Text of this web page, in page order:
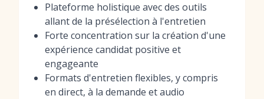
Plateforme holistique avec des outils
allant de la présélection à l'entretien
Forte concentration sur la création d'une
expérience candidat positive et
engageante
Formats d'entretien flexibles, y compris
en direct, à la demande et audio